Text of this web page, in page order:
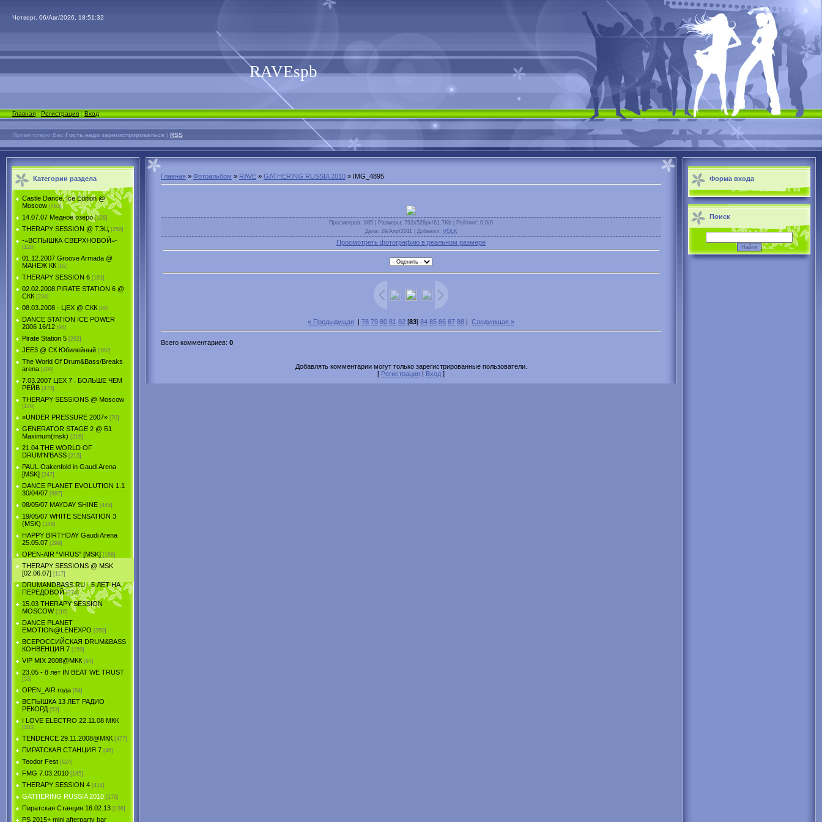
Четверг, 06/Авг/2026, 18:51:32
RAVEspb
Главная|Регистрация|Вход
Приветствую Вас Гость,надо зарегистрироваться | RSS
Категории раздела
Castle Dance. Ice Еdition @
Moscow [463]
14.07.07 Медное озеро [126]
THERAPY SESSION @ ТЭЦ [250]
-=ВСПЫШКА СВЕРХНОВОЙ=-
[128]
01.12.2007 Groove Armada @
МАНЕЖ КК [82]
THERAPY SESSION 6 [181]
02.02.2008 PIRATE STATION 6 @
СКК [234]
08.03.2008 - ЦЕХ @ СКК [88]
DANCE STATION ICE POWER
2006 16/12 [94]
Pirate Station 5 [262]
JEE3 @ СК Юбилейный [162]
The World Of Drum&Bass/Breaks
arena [409]
7.03.2007 ЦЕХ 7 . БОЛЬШЕ ЧЕМ
РЕЙВ [473]
THERAPY SESSIONS @ Moscow
[176]
«UNDER PRESSURE 2007» [70]
GENERATOR STAGE 2 @ Б1
Maximum(msk) [216]
21.04 THE WORLD OF
DRUM'N'BASS [213]
PAUL Oakenfold in Gaudi Arena
[MSK] [247]
DANCE PLANET EVOLUTION 1.1
30/04/07 [987]
08/05/07 MAYDAY SHINE [445]
19/05/07 WHITE SENSATION 3
(MSK) [148]
HAPPY BIRTHDAY Gaudi Arena
25.05.07 [299]
OPEN-AIR “VIRUS” [MSK] [168]
THERAPY SESSIONS @ MSK
[02.06.07] [117]
DRUMANDBASS.RU - 5 ЛЕТ НА
ПЕРЕДОВОЙ [274]
15.03 THERAPY SESSION
MOSCOW [116]
DANCE PLANET
EMOTION@LENEXPO [350]
ВСЕРОССИЙСКАЯ DRUM&BASS
КОНВЕНЦИЯ 7 [159]
VIP MIX 2008@МКК [97]
23.05 - 8 лет IN BEAT WE TRUST
[53]
OPEN_AIR года [84]
ВСПЫШКА 13 ЛЕТ РАДИО
РЕКОРД [53]
I LOVE ELECTRO 22.11.08 МКК
[103]
TENDЕNCE 29.11.2008@МКК [477]
ПИРАТСКАЯ СТАНЦИЯ 7 [46]
Teodor Fest [624]
FMG 7.03.2010 [185]
THERAPY SESSION 4 [414]
GATHERING RUSSIA 2010 [176]
Пиратская Станция 16.02.13 [138]
PS 2015+ mini afterparty bar
Главная » Фотоальбом » RAVE » GATHERING RUSSIA 2010 » IMG_4895
Просмотров: 885 | Размеры: 792x528px/61.7Kb | Рейтинг: 0.0/0
Дата : 29/Апр/2011 | Добавил: VOLK
Просмотреть фотографию в реальном размере
« Предыдущая | 78 79 80 81 82 [83] 84 85 86 87 88 | Следующая »
Всего комментариев: 0
Добавлять комментарии могут только зарегистрированные пользователи.
[ Регистрация Вход ]
Форма входа
Поиск